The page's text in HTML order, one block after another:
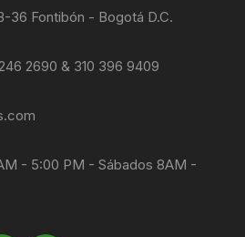
36 Fontibón - Bogotá D.C.
2690 & 310 396 9409
- 5:00 PM - Sábados 8AM -